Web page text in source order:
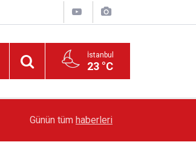
İstanbul
23 °C
Sarıyer’de Edebiyat Rüzgârı Esecek
Günün tüm haberleri